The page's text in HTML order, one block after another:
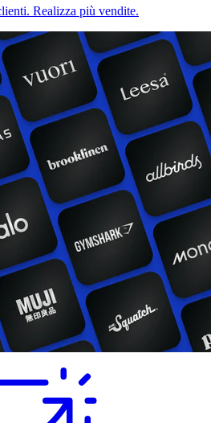
Realizza più vendite.